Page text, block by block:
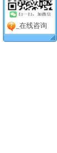
_在线咨询